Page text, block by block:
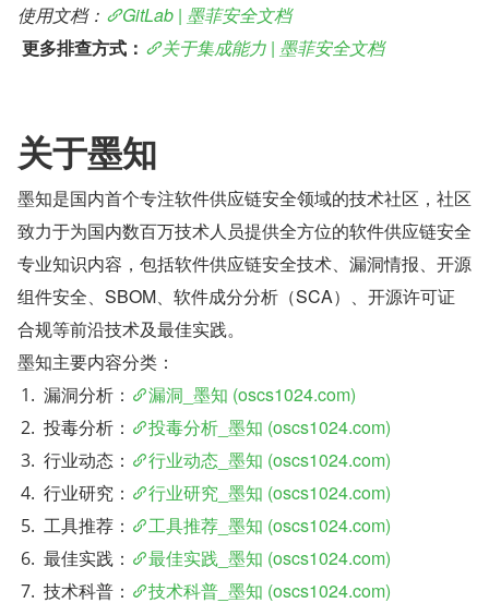
使用文档：
GitLab | 墨菲安全文档
更多排查方式：
关于集成能力 | 墨菲安全文档
关于墨知
墨知是国内首个专注软件供应链安全领域的技术社区，社区
致力于为国内数百万技术人员提供全方位的软件供应链安全
专业知识内容，包括软件供应链安全技术、漏洞情报、开源
组件安全、SBOM、软件成分分析（SCA）、开源许可证
合规等前沿技术及最佳实践。
墨知主要内容分类：
漏洞分析：
漏洞_墨知 (oscs1024.com)
投毒分析：
投毒分析_墨知 (oscs1024.com)
行业动态：
行业动态_墨知 (oscs1024.com)
行业研究：
行业研究_墨知 (oscs1024.com)
工具推荐：
工具推荐_墨知 (oscs1024.com)
最佳实践：
最佳实践_墨知 (oscs1024.com)
技术科普：
技术科普_墨知 (oscs1024.com)